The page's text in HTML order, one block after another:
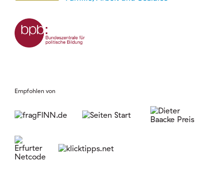
Empfohlen von